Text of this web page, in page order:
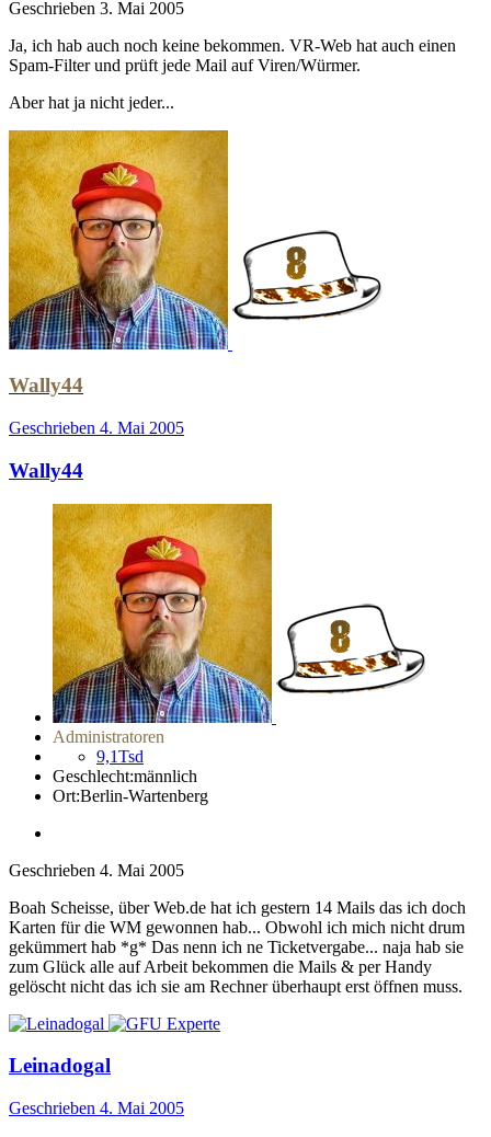
Geschrieben 3. Mai 2005
Ja, ich hab auch noch keine bekommen. VR-Web hat auch einen
Spam-Filter und prüft jede Mail auf Viren/Würmer.
Aber hat ja nicht jeder...
Wally44
Geschrieben 4. Mai 2005
Wally44
Administratoren
9,1Tsd
Geschlecht:männlich
Ort:Berlin-Wartenberg
Geschrieben 4. Mai 2005
Boah Scheisse, über Web.de hat ich gestern 14 Mails das ich doch
Karten für die WM gewonnen hab... Obwohl ich mich nicht drum
gekümmert hab *g* Das nenn ich ne Ticketvergabe... naja hab sie
zum Glück alle auf Arbeit bekommen die Mails & per Handy
gelöscht nicht das ich sie am Rechner überhaupt erst öffnen muss.
Leinadogal
Geschrieben 4. Mai 2005